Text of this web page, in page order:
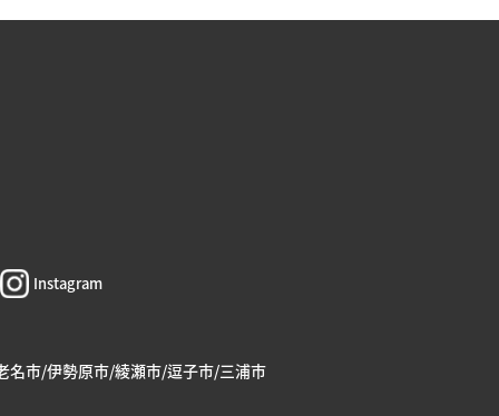
Instagram
名市/伊勢原市/綾瀬市/逗子市/三浦市